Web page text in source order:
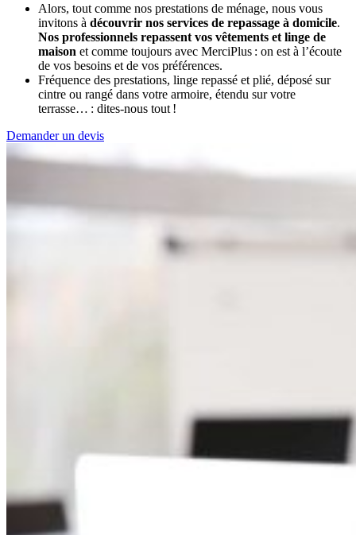
Alors, tout comme nos prestations de ménage, nous vous
invitons à découvrir nos services de repassage à domicile.
Nos professionnels repassent vos vêtements et linge de
maison et comme toujours avec MerciPlus : on est à l’écoute
de vos besoins et de vos préférences.
Fréquence des prestations, linge repassé et plié, déposé sur
cintre ou rangé dans votre armoire, étendu sur votre
terrasse… : dites-nous tout !
Demander un devis